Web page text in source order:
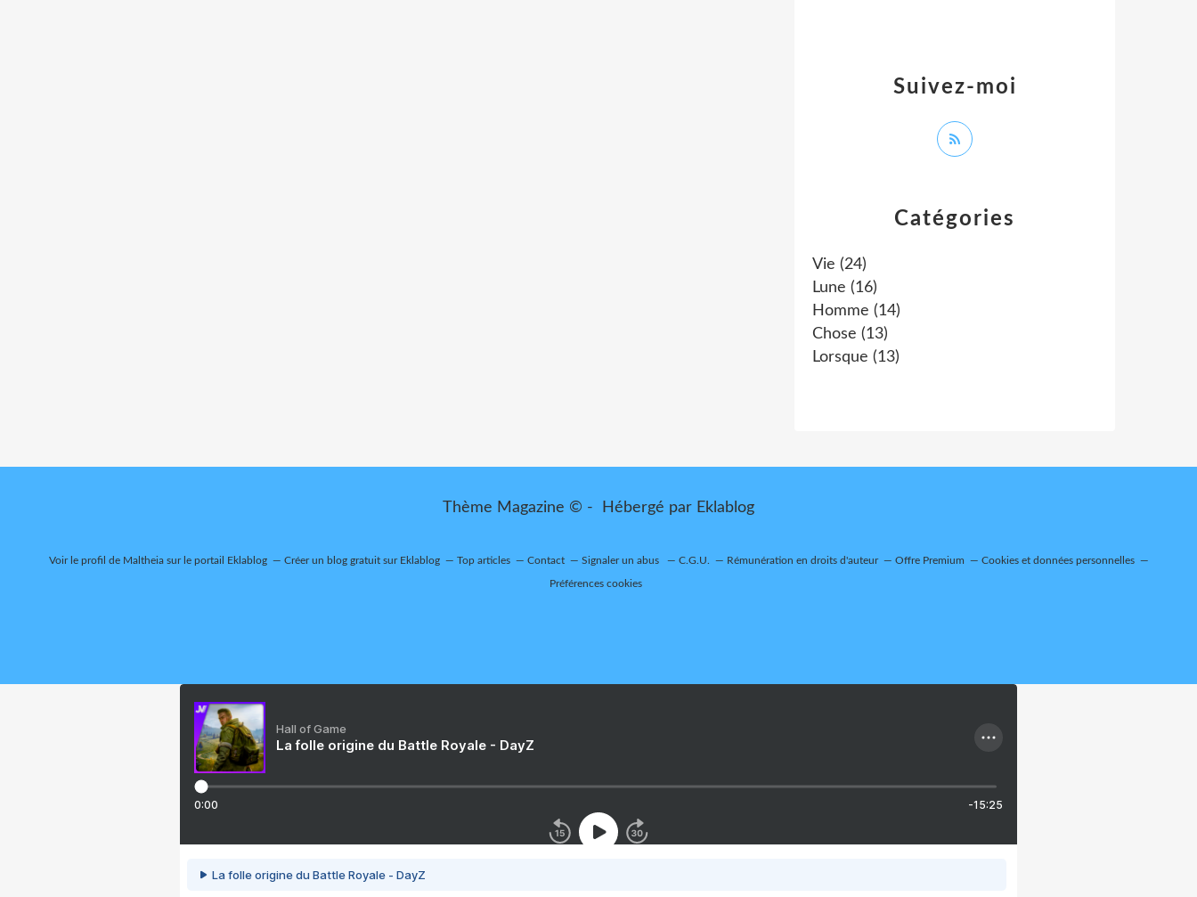
Catégories
Vie (24)
Lune (16)
Homme (14)
Chose (13)
Lorsque (13)
Suivez-moi
Thème Magazine © - Hébergé par Eklablog
Voir le profil de Maltheiasur le portail Eklablog Créer un blog gratuit sur Eklablog Top articles Contact Signaler un abus C.G.U. Rémunération en droits d'auteur Offre Premium Cookies et données personnelles
Préférences cookies
Hall of Game
La folle origine du Battle Royale - DayZ
0:00 -15:25
La folle origine du Battle Royale - DayZ